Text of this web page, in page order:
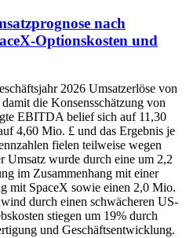
nach
Optionskosten und
2026 Umsatzerlöse von
die Konsensschätzung von
EBITDA belief sich auf 11,30
4,60 Mio. £ und das Ergebnis je
fielen teilweise wegen
Umsatz wurde durch eine um 2,2
im Zusammenhang mit einer
mit SpaceX sowie einen 2,0 Mio.
durch einen schwächeren US-
stiegen um 19% durch
und Geschäftsentwicklung.